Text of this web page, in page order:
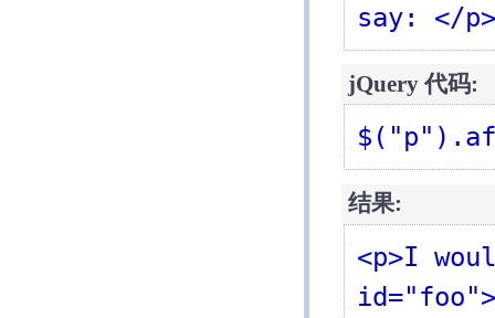
say: </
jQuery 代码:
结果:
<p>I